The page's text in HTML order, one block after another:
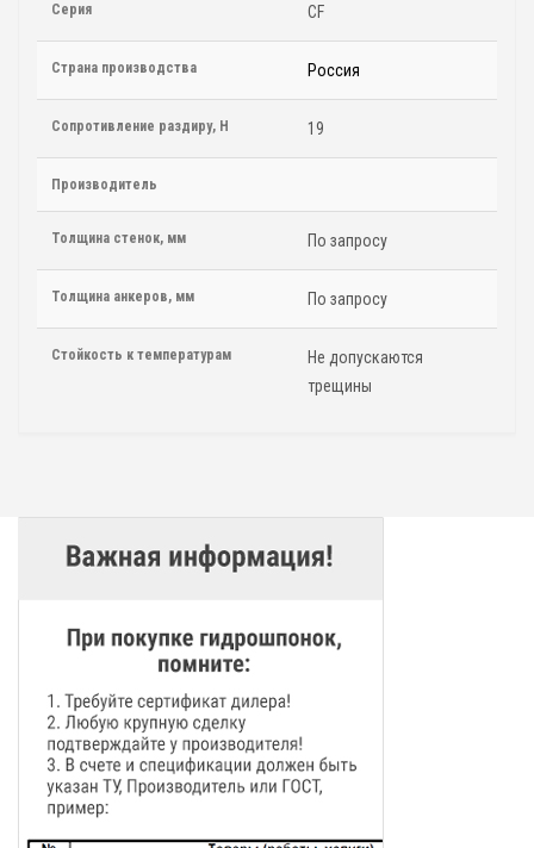
Серия CF
Страна производства Россия
Сопротивление раздиру, Н 19
Производитель
Толщина стенок, мм По запросу
Толщина анкеров, мм По запросу
Стойкость к температурам
Не допускаются
трещины